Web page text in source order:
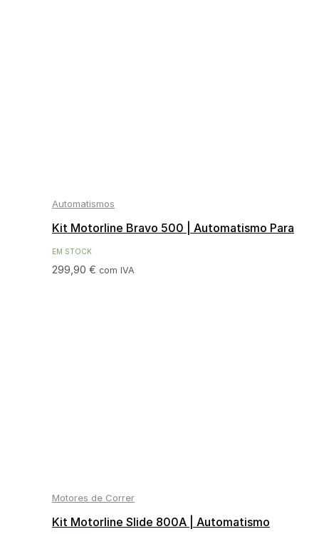
Automatismos
Kit Motorline Bravo 500 | Automatismo Para
Portões de Correr 500Kg
EM STOCK
299,90 € com IVA
Motores de Correr
Kit Motorline Slide 800A | Automatismo